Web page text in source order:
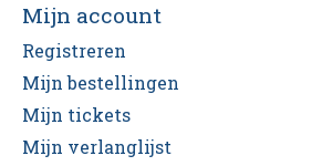
Mijn account
Registreren
Mijn bestellingen
Mijn tickets
Mijn verlanglijst